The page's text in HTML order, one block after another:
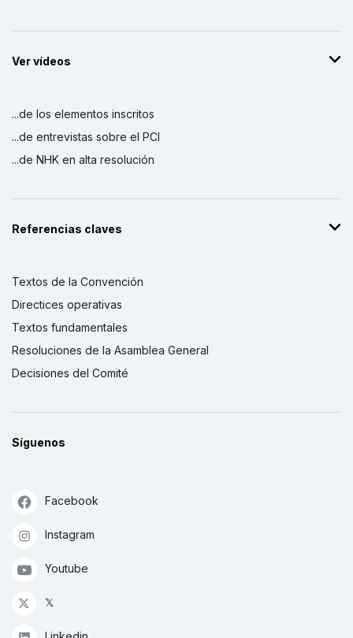
Ver vídeos
...de los elementos inscritos
...de entrevistas sobre el PCI
...de NHK en alta resolución
Referencias claves
Textos de la Convención
Directices operativas
Textos fundamentales
Resoluciones de la Asamblea General
Decisiones del Comité
Síguenos
Facebook
Instagram
Youtube
𝕏